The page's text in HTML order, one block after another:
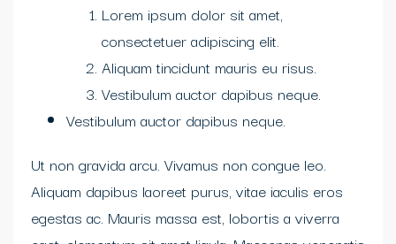
Lorem ipsum dolor sit amet,
consectetuer adipiscing elit.
Aliquam tincidunt mauris eu risus.
Vestibulum auctor dapibus neque.
Vestibulum auctor dapibus neque.
Ut non gravida arcu. Vivamus non congue leo.
Aliquam dapibus laoreet purus, vitae iaculis eros
egestas ac. Mauris massa est, lobortis a viverra